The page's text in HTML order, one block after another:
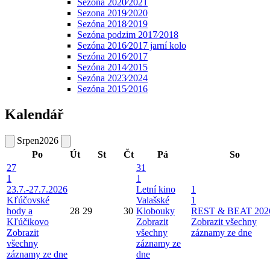
Sezona 2020⁄2021
Sezona 2019⁄2020
Sezóna 2018⁄2019
Sezóna podzim 2017⁄2018
Sezóna 2016⁄2017 jarní kolo
Sezóna 2016⁄2017
Sezóna 2014⁄2015
Sezóna 2023⁄2024
Sezóna 2015⁄2016
Kalendář
Srpen2026
Po
Út St Čt Pá
So
27
1
23.7.-27.7.2026
Kľúčovské
hody a
Kľúčikovo
Zobrazit
všechny
záznamy ze dne
28 29 30
31
1
Letní kino
Valašské
Klobouky
Zobrazit
všechny
záznamy ze
dne
1
1
REST & BEAT
Zobrazit všechny
záznamy ze dne